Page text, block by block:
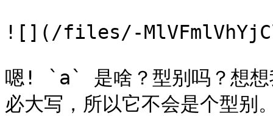
![](/files/-
嗯! `a` 是啥？型别吗？想想
必大写，所以它不会是个型